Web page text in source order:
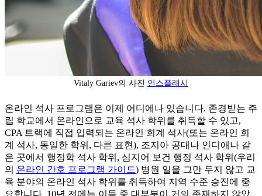
Vitaly Gariev의 사진 언스플래시
온라인 석사 프로그램은 이제 어디에나 있습니다. 존경받는 주
립 학교에서 온라인으로 교육 석사 학위를 취득할 수 있고,
CPA 트랙에 직접 입력되는 온라인 회계 석사(또는 온라인 회
계 석사, 동일한 학위, 다른 표현), 조지아 공대나 인디애나 같
은 곳에서 행정학 석사 학위, 심지어 보건 행정 석사 학위(우리
의 온라인 간호 프로그램 가이드) 병원 일을 그만 두지 않고 교
육 분야의 온라인 석사 학위를 취득하여 지역 수준 승진에 중
요합니다. 10년 전에는 이들 중 대부분이 거의 존재하지 않았